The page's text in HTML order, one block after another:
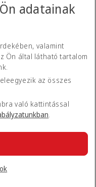
fenntartva.
adatainak
valamint
Ön által látható tartalom
az összes
való kattintással
.